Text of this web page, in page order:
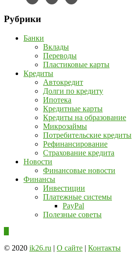
Рубрики
Банки
Вклады
Переводы
Пластиковые карты
Кредиты
Автокредит
Долги по кредиту
Ипотека
Кредитные карты
Кредиты на образование
Микрозаймы
Потребительские кредиты
Рефинансирование
Страхование кредита
Новости
Финансовые новости
Финансы
Инвестиции
Платежные системы
PayPal
Полезные советы
© 2020 ik26.ru | О сайте | Контакты